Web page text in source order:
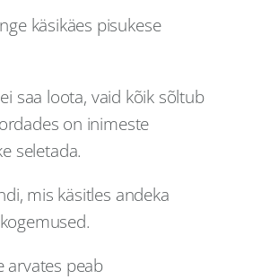
käsikäes pisukese
saa loota, vaid kõik sõltub
on inimeste
seletada.
mis käsitles andeka
arvates peab